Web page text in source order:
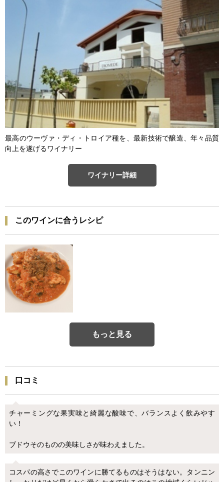
最高のウーヴァ・ディ・トロイア種を、最新技術で醸造、年々品質
向上を遂げるワイナリー
ワイナリー詳細
このワインに合うレシピ
もっと見る
口コミ
チャーミングな果実味と綺麗な酸味で、バランスよく飲みやす
い！
ブドウそのものの美味しさが味わえました。
コスパの高さでこのワインに勝てるものはそうはない。タンニン